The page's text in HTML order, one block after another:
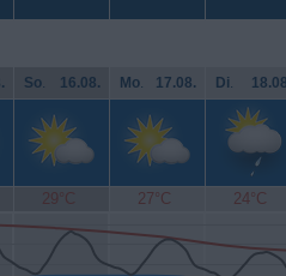
So. 16.08. Mo. 17.08. Di.
29°C 27°C 24°C